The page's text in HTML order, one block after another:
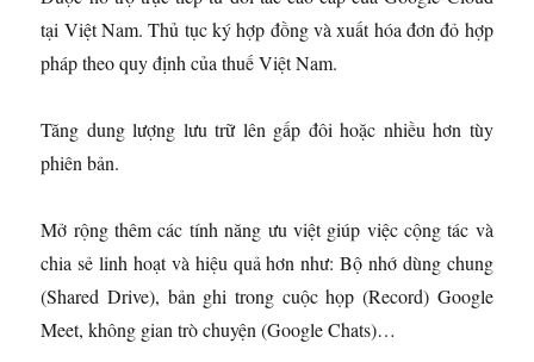
tại Việt Nam. Thủ tục ký hợp đồng và xuất hóa đơn đỏ hợp
pháp theo quy định của thuế Việt Nam.
Tăng dung lượng lưu trữ lên gấp đôi hoặc nhiều hơn tùy
phiên bản.
Mở rộng thêm các tính năng ưu việt giúp việc cộng tác và
chia sẻ linh hoạt và hiệu quả hơn như: Bộ nhớ dùng chung
(Shared Drive), bản ghi trong cuộc họp (Record) Google
Meet, không gian trò chuyện (Google Chats)…